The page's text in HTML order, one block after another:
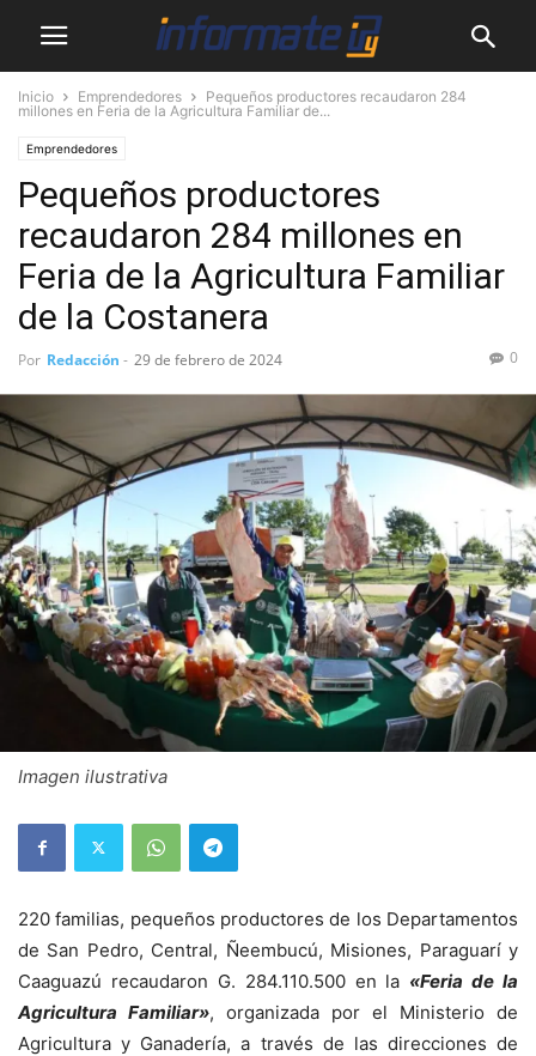
Inicio Emprendedores
Pequeños productores recaudaron 284
millones en Feria de la Agricultura Familiar de...
Emprendedores
Pequeños productores
recaudaron 284 millones en
Feria de la Agricultura Familiar
de la Costanera
Por Redacción - 29 de febrero de 2024 0
Imagen ilustrativa
220 familias, pequeños productores de los Departamentos
de San Pedro, Central, Ñeembucú, Misiones, Paraguarí y
Caaguazú recaudaron G. 284.110.500 en la «Feria de la
Agricultura Familiar», organizada por el Ministerio de
Agricultura y Ganadería, a través de las direcciones de